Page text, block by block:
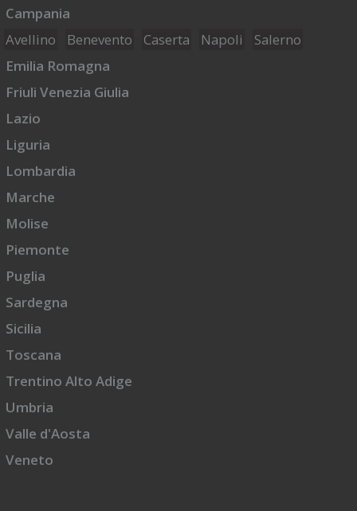
Campania
Avellino
Benevento Caserta Napoli
Salerno
Emilia Romagna
Friuli Venezia Giulia
Lazio
Liguria
Lombardia
Marche
Molise
Piemonte
Puglia
Sardegna
Sicilia
Toscana
Trentino Alto Adige
Umbria
Valle d'Aosta
Veneto